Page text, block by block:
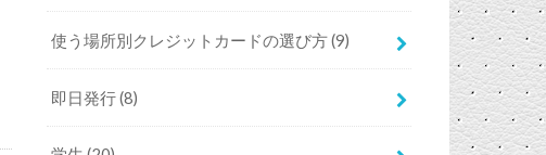
使う場所別クレジットカードの選び方(9)
即日発行(8)